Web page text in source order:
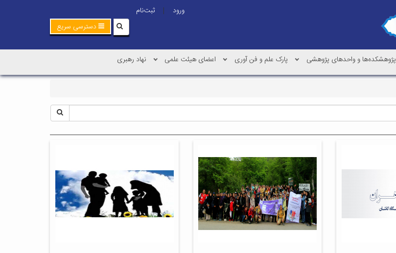
ورود |
ثبت‌نام
دسترسی سریع
پژوهشکده‌ها و واحدهای پژوهشی پارک علم و فن آوری اعضای هیئت علمی نهاد رهبری